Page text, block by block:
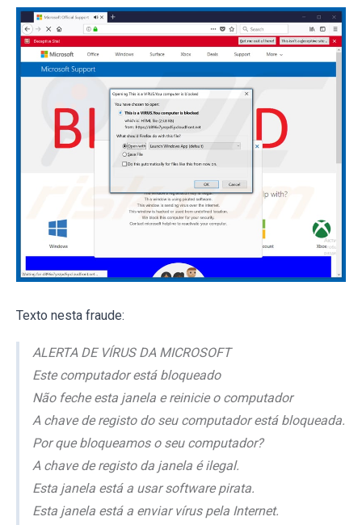
Texto nesta fraude:
ALERTA DE VÍRUS DA MICROSOFT
Este computador está bloqueado
Não feche esta janela e reinicie o computador
A chave de registo do seu computador está bloqueada.
Por que bloqueamos o seu computador?
A chave de registo da janela é ilegal.
Esta janela está a usar software pirata.
Esta janela está a enviar vírus pela Internet.